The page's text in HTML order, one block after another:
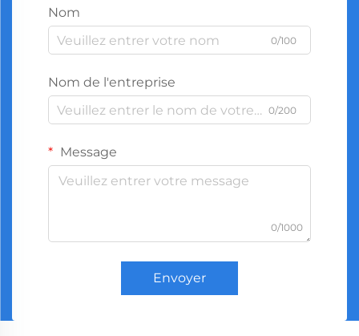
Nom
0/100
Nom de l'entreprise
0/200
Message
0/1000
Envoyer